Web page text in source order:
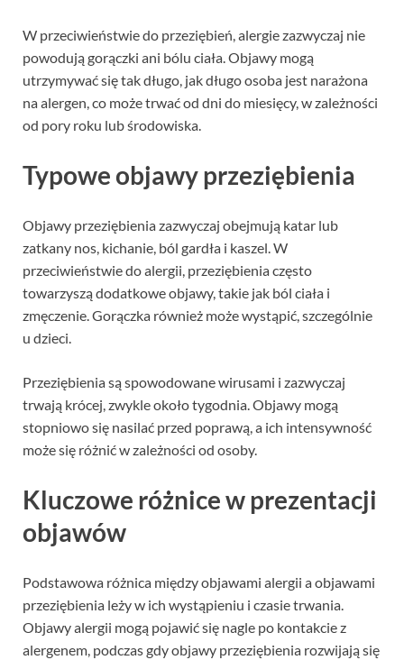
W przeciwieństwie do przeziębień, alergie zazwyczaj nie
powodują gorączki ani bólu ciała. Objawy mogą
utrzymywać się tak długo, jak długo osoba jest narażona
na alergen, co może trwać od dni do miesięcy, w zależności
od pory roku lub środowiska.
Typowe objawy przeziębienia
Objawy przeziębienia zazwyczaj obejmują katar lub
zatkany nos, kichanie, ból gardła i kaszel. W
przeciwieństwie do alergii, przeziębienia często
towarzyszą dodatkowe objawy, takie jak ból ciała i
zmęczenie. Gorączka również może wystąpić, szczególnie
u dzieci.
Przeziębienia są spowodowane wirusami i zazwyczaj
trwają krócej, zwykle około tygodnia. Objawy mogą
stopniowo się nasilać przed poprawą, a ich intensywność
może się różnić w zależności od osoby.
Kluczowe różnice w prezentacji
objawów
Podstawowa różnica między objawami alergii a objawami
przeziębienia leży w ich wystąpieniu i czasie trwania.
Objawy alergii mogą pojawić się nagle po kontakcie z
alergenem, podczas gdy objawy przeziębienia rozwijają się